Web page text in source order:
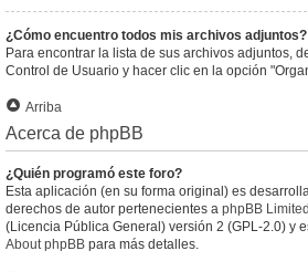
¿Cómo encuentro todos mis archivos adjuntos?
Para encontrar la lista de sus archivos adjuntos,
Control de Usuario y hacer clic en la opción
Arriba
Acerca de phpBB
¿Quién programó este foro?
Esta aplicación (en su forma original) es
derechos de autor pertenecientes a phpBB Limited
(Licencia Pública General) versión 2 (GPL-2.0) y
About phpBB para más detalles.